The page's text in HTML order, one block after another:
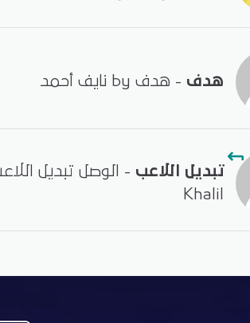
هدف - هدف by نايف أحمد
تبديل اللاعب
Khalil